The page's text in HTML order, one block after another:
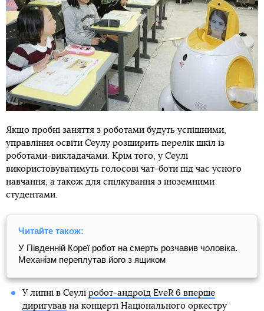
Якщо пробні заняття з роботами будуть успішними,
управління освіти Сеулу розширить перелік шкіл із
роботами-викладачами. Крім того, у Сеулі
використовуватимуть голосові чат-боти під час усного
навчання, а також для спілкування з іноземними
студентами.
Читайте також:
У Південній Кореї робот на смерть розчавив чоловіка.
Механізм переплутав його з ящиком
У липні в Сеулі робот-андроїд EveR 6 вперше
диригувавна концерті Національного оркестру